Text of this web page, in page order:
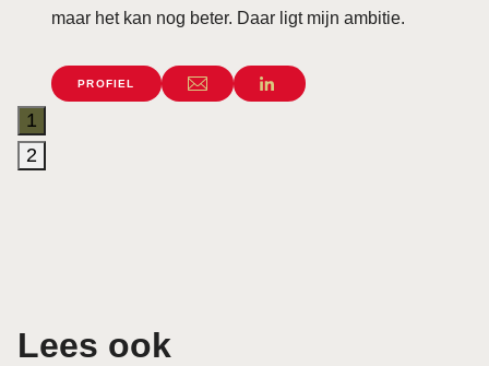
maar het kan nog beter. Daar ligt mijn ambitie.
PROFIEL
1
2
Lees ook